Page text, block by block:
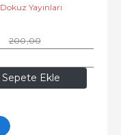
Sepete Ekle
Dokuz Yayınları
200,00
146,00